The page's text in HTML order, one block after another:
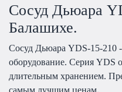
Сосуд Дьюара
Балашихе.
Сосуд Дьюара YDS-15-210 -
оборудование. Серия YDS
длительным хранением.
самым лучшим ценам.